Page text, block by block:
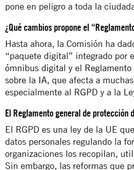
pone en peligro a toda la
¿Qué cambios propone el
Hasta ahora, la Comisión ha
“paquete digital” integrado por
ómnibus digital y el
sobre la IA, que afecta a
especialmente al RGPD y a la
El Reglamento general de protección
El RGPD es una ley de la UE
datos personales regulando la
organizaciones los recopilan,
Sin embargo, las reformas que